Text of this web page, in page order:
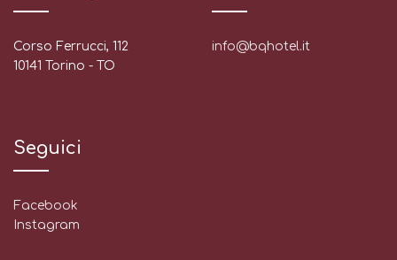
Corso Ferrucci, 112
10141 Torino - TO
info@bqhotel.it
Seguici
Facebook
Instagram